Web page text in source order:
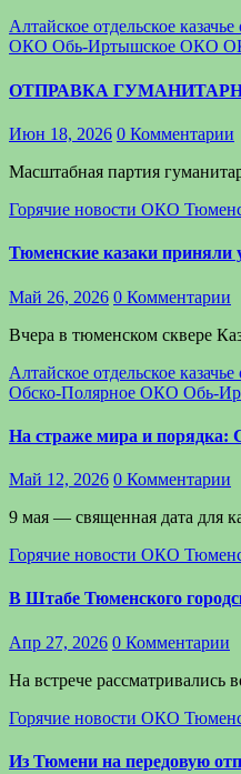
Алтайское отдельское
ОКО Обь-Иртышское ОКО
ОТПРАВКА
Июн 18, 2026 0 Комментарии
Масштабная партия
Горячие новости ОКО
Тюменские казаки приняли
Май 26, 2026 0 Комментарии
Вчера в тюменском сквере
Алтайское отдельское
Обско-Полярное ОКО Обь-
На страже мира и порядка:
Май 12, 2026 0 Комментарии
9 мая — священная дата для
Горячие новости ОКО
В Штабе Тюменского
Апр 27, 2026 0 Комментарии
На встрече
Горячие новости ОКО
Из Тюмени на передовую